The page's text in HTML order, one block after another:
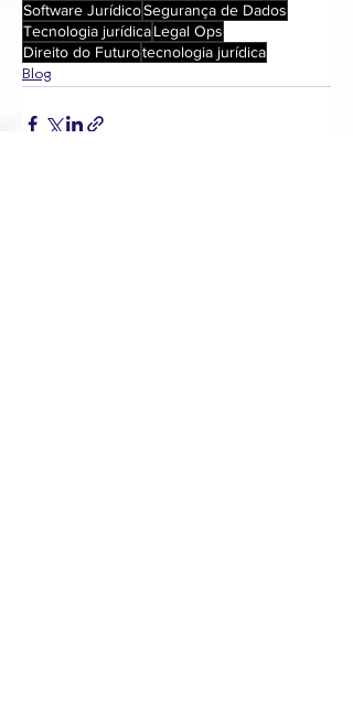
Software JurídicoSegurança de Dados
Tecnologia jurídicaLegal Ops
Direito do Futurotecnologia jurídica
Blog